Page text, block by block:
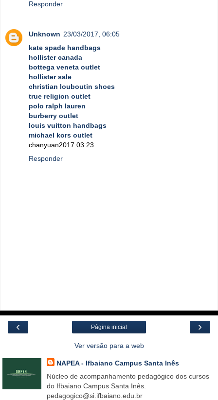
Responder
Unknown 23/03/2017, 06:05
kate spade handbags
hollister canada
bottega veneta outlet
hollister sale
christian louboutin shoes
true religion outlet
polo ralph lauren
burberry outlet
louis vuitton handbags
michael kors outlet
chanyuan2017.03.23
Responder
‹ ›
Página inicial
Ver versão para a web
NAPEA - Ifbaiano Campus Santa Inês
Núcleo de acompanhamento pedagógico dos cursos
do Ifbaiano Campus Santa Inês.
pedagogico@si.ifbaiano.edu.br